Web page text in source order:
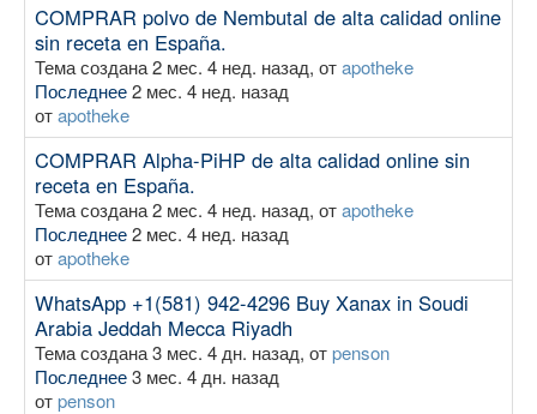
COMPRAR polvo de Nembutal de alta calidad online
sin receta en España.
Тема создана 2 мес. 4 нед. назад, отapotheke
Последнее2 мес. 4 нед. назад
отapotheke
COMPRAR Alpha-PiHP de alta calidad online sin
receta en España.
Тема создана 2 мес. 4 нед. назад, отapotheke
Последнее2 мес. 4 нед. назад
отapotheke
WhatsApp +1(581) 942-4296 Buy Xanax in Soudi
Arabia Jeddah Mecca Riyadh
Тема создана 3 мес. 4 дн. назад, отpenson
Последнее3 мес. 4 дн. назад
отpenson